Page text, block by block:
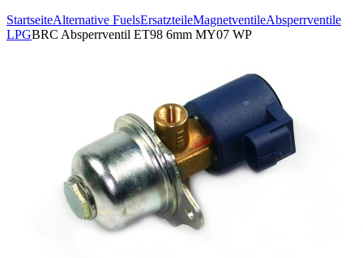
StartseiteAlternative FuelsErsatzteileMagnetventileAbsperrventile
LPGBRC Absperrventil ET98 6mm MY07 WP